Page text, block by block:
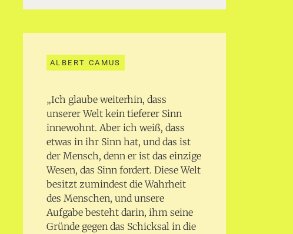
ALBERT CAMUS
„Ich glaube weiterhin, dass
unserer Welt kein tieferer Sinn
innewohnt. Aber ich weiß, dass
etwas in ihr Sinn hat, und das ist
der Mensch, denn er ist das einzige
Wesen, das Sinn fordert. Diese Welt
besitzt zumindest die Wahrheit
des Menschen, und unsere
Aufgabe besteht darin, ihm seine
Gründe gegen das Schicksal in die